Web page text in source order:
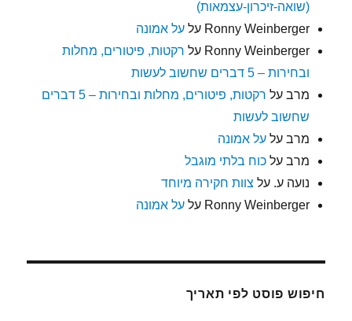
(שואה-זיכרון-עצמאות)
Ronny Weinberger עלעל אמונה
Ronny Weinberger על רקטות, פיטורים, מחלות
ובחירות – 5 דברים שחשוב לעשות
מרב על
רקטות, פיטורים, מחלות ובחירות – 5 דברים
שחשוב לעשות
מרב עלעל אמונה
מרב עלכוח בלתי מוגבל
נועה ע. על צוות חקירה מיוחד
Ronny Weinberger עלעל אמונה
חיפוש פוסט לפי תאריך